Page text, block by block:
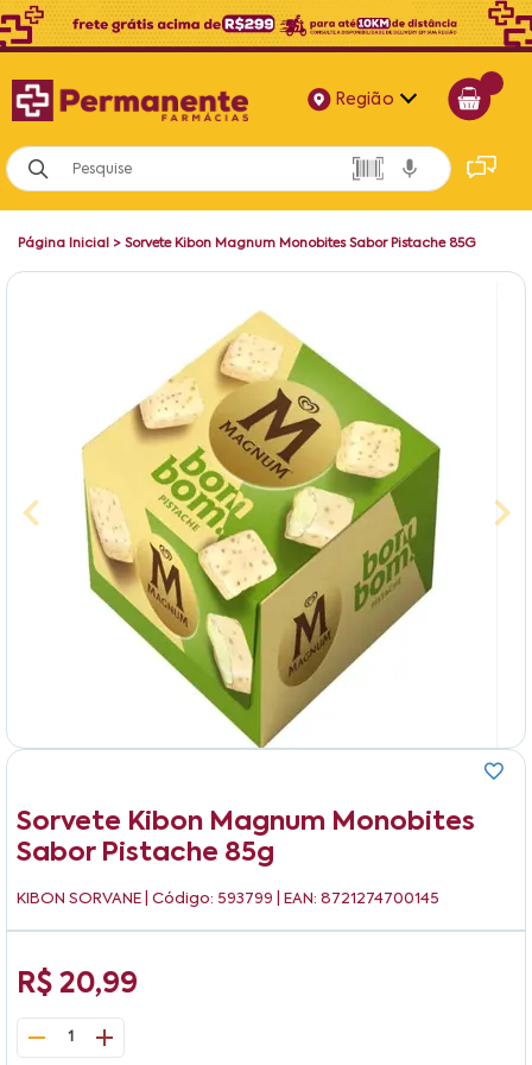
Região
Alagoas
Bahia
Página Inicial > Sorvete Kibon Magnum Monobites Sabor Pistache 85G
Sorvete Kibon Magnum Monobites
Sabor Pistache 85g
KIBON SORVANE | Código: 593799 | EAN: 8721274700145
R$ 20,99
1